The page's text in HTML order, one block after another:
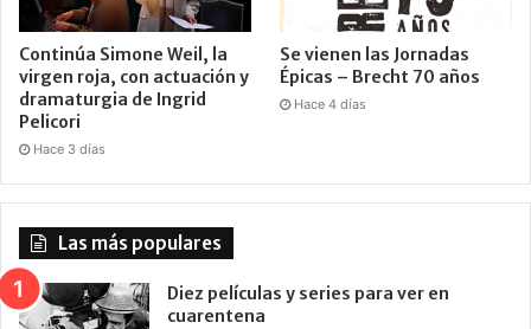
Continúa Simone Weil, la
virgen roja, con actuación y
dramaturgia de Ingrid
Pelicori
Hace 3 días
Se vienen las Jornadas
Épicas – Brecht 70 años
Hace 4 días
Las más populares
Diez películas y series para ver en
cuarentena